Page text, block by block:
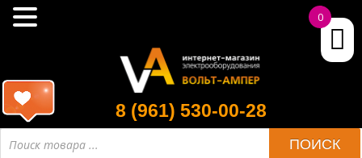
8 (961) 530-00-28
ПОИСК
0